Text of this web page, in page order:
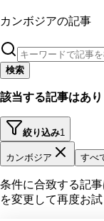
カンボジアの記事
検索
該当する記事はあ
絞り込み1
カンボジア すべ
条件に合致する記
を変更して再度お試